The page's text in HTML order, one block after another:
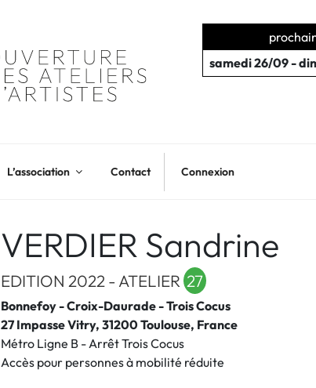
samedi 26/09 -
L’association Contact Connexion
VERDIER Sandrine
EDITION 2022 - ATELIER 27
Bonnefoy - Croix-Daurade - Trois Cocus
27 Impasse Vitry, 31200 Toulouse, France
Métro Ligne B - Arrêt Trois Cocus
Accès pour personnes à mobilité réduite